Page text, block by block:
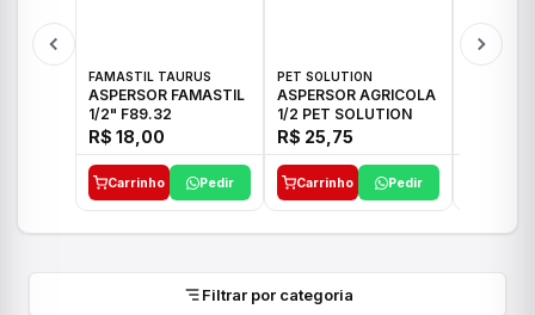
FAMASTIL TAURUS
ASPERSOR FAMASTIL
1/2" F89.32
R$ 18,00
Carrinho Pedir
PET SOLUTION
ASPERSOR AGRICOLA
1/2 PET SOLUTION
R$ 25,75
Carrinho Pedir
Filtrar por categoria